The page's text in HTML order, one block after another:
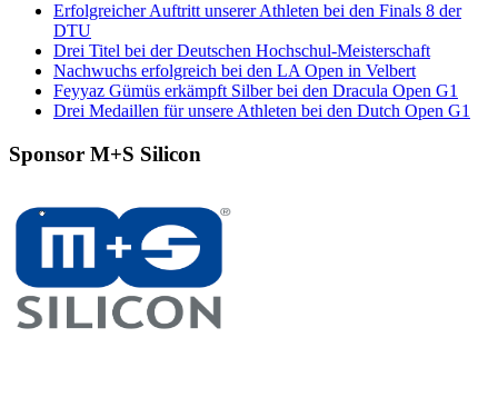
Erfolgreicher Auftritt unserer Athleten bei den Finals 8 der
DTU
Drei Titel bei der Deutschen Hochschul-Meisterschaft
Nachwuchs erfolgreich bei den LA Open in Velbert
Feyyaz Gümüs erkämpft Silber bei den Dracula Open G1
Drei Medaillen für unsere Athleten bei den Dutch Open G1
Sponsor M+S Silicon